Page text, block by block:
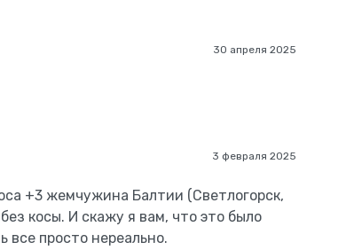
30 апреля 2025
3 февраля 2025
+3 жемчужина Балтии (Светлогорск,
косы. И скажу я вам, что это было
все просто нереально.